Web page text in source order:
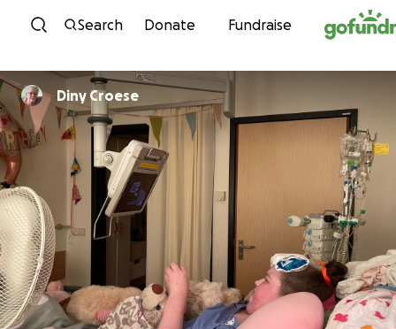
Skip to content
Search Donate Fundraise
Diny Croese